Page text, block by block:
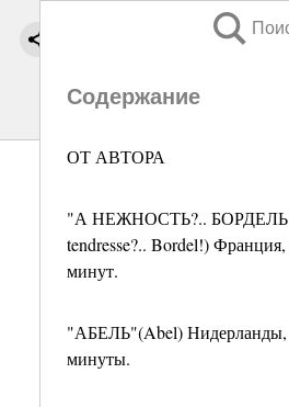
Содержание
ОТ АВТОРА
"А НЕЖНОСТЬ?..
tendresse?.. Bordel!)
минут.
"АБЕЛЬ"(Abel) Нидерланды,
минуты.